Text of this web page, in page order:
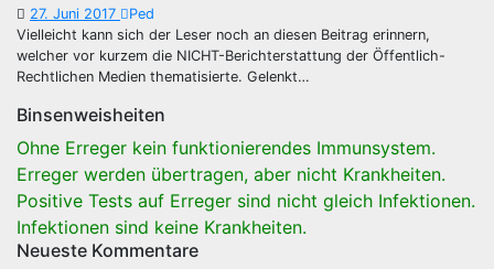
27. Juni 2017
Ped
Vielleicht kann sich der Leser noch an diesen Beitrag erinnern,
welcher vor kurzem die NICHT-Berichterstattung der Öffentlich-
Rechtlichen Medien thematisierte. Gelenkt…
Binsenweisheiten
Ohne Erreger kein funktionierendes Immunsystem.
Erreger werden übertragen, aber nicht Krankheiten.
Positive Tests auf Erreger sind nicht gleich Infektionen.
Infektionen sind keine Krankheiten.
Neueste Kommentare